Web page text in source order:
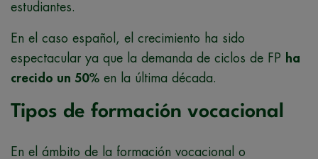
estudiantes.
En el caso español, el crecimiento ha sido
espectacular ya que la demanda de ciclos de FP ha
crecido un 50% en la última década.
Tipos de formación vocacional
En el ámbito de la formación vocacional o